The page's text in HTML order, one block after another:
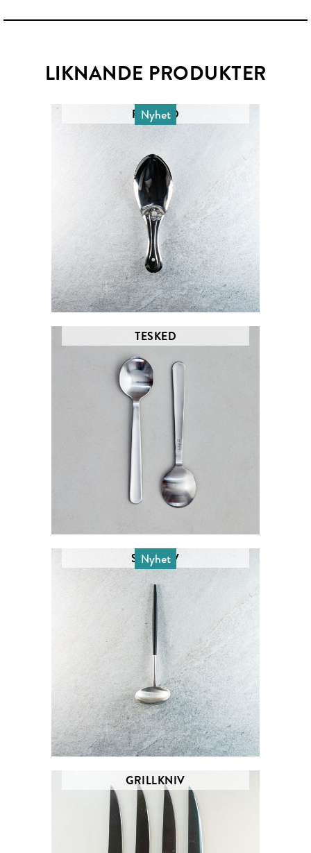
LIKNANDE PRODUKTER
RISSKED
Nyhet
TESKED
SÅSSLEV
Nyhet
GRILLKNIV